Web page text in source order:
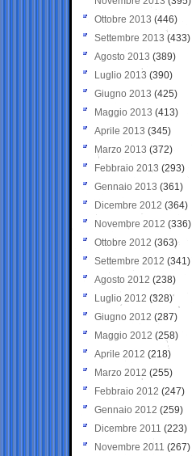
Ottobre 2013 (446)
Settembre 2013 (433)
Agosto 2013 (389)
Luglio 2013 (390)
Giugno 2013 (425)
Maggio 2013 (413)
Aprile 2013 (345)
Marzo 2013 (372)
Febbraio 2013 (293)
Gennaio 2013 (361)
Dicembre 2012 (364)
Novembre 2012 (336)
Ottobre 2012 (363)
Settembre 2012 (341)
Agosto 2012 (238)
Luglio 2012 (328)
Giugno 2012 (287)
Maggio 2012 (258)
Aprile 2012 (218)
Marzo 2012 (255)
Febbraio 2012 (247)
Gennaio 2012 (259)
Dicembre 2011 (223)
Novembre 2011 (267)